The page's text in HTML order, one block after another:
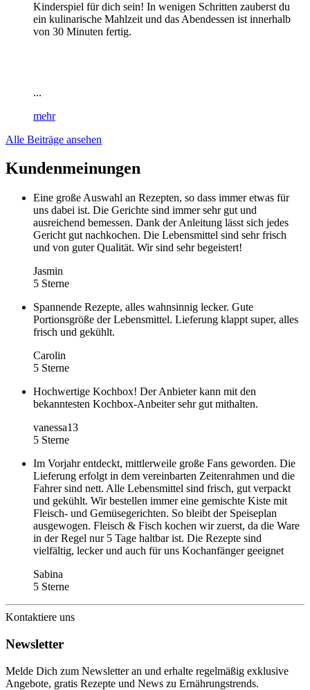
Kinderspiel für dich sein! In wenigen Schritten zauberst du
ein kulinarische Mahlzeit und das Abendessen ist innerhalb
von 30 Minuten fertig.
...
mehr
Alle Beiträge ansehen
Kundenmeinungen
Eine große Auswahl an Rezepten, so dass immer etwas für
uns dabei ist. Die Gerichte sind immer sehr gut und
ausreichend bemessen. Dank der Anleitung lässt sich jedes
Gericht gut nachkochen. Die Lebensmittel sind sehr frisch
und von guter Qualität. Wir sind sehr begeistert!
Jasmin
5 Sterne
Spannende Rezepte, alles wahnsinnig lecker. Gute
Portionsgröße der Lebensmittel. Lieferung klappt super, alles
frisch und gekühlt.
Carolin
5 Sterne
Hochwertige Kochbox! Der Anbieter kann mit den
bekanntesten Kochbox-Anbeiter sehr gut mithalten.
vanessa13
5 Sterne
Im Vorjahr entdeckt, mittlerweile große Fans geworden. Die
Lieferung erfolgt in dem vereinbarten Zeitenrahmen und die
Fahrer sind nett. Alle Lebensmittel sind frisch, gut verpackt
und gekühlt. Wir bestellen immer eine gemischte Kiste mit
Fleisch- und Gemüsegerichten. So bleibt der Speiseplan
ausgewogen. Fleisch & Fisch kochen wir zuerst, da die Ware
in der Regel nur 5 Tage haltbar ist. Die Rezepte sind
vielfältig, lecker und auch für uns Kochanfänger geeignet
Sabina
5 Sterne
Kontaktiere uns
Newsletter
Melde Dich zum Newsletter an und erhalte regelmäßig exklusive
Angebote, gratis Rezepte und News zu Ernährungstrends.